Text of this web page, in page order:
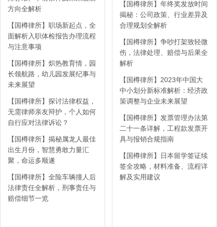
方向全解析
【国樽律所】职场新起点，全
面解析入职体检报告办理流程
与注意事项
【国樽律所】炽热教育情，园
长领航路，幼儿园发展纪事与
未来展望
【国樽律所】探讨法律权益，
无需律师亲友辩护，个人如何
自行应对法律诉讼？
【国樽律所】揭秘属龙人最佳
出生月份，智慧勇敢力量汇
聚，命运多顺遂
【国樽律所】全险车辆撞人后
法律责任全解析，刑事责任与
赔偿细节一览
【国樽律所】年终奖发放时间
揭秘：公司政策、行业差异及
合理规划全解析
【国樽律所】争吵打架致轻微
伤，法律处理、赔偿与后果全
解析
【国樽律所】2023年中国大
中小划分新标准解析：经济政
策调整与企业未来展望
【国樽律所】发票管理办法第
二十一条详解，工程款发票开
具与报销合规指南
【国樽律所】日本留学签证续
签全攻略，材料准备、流程详
解及实用建议